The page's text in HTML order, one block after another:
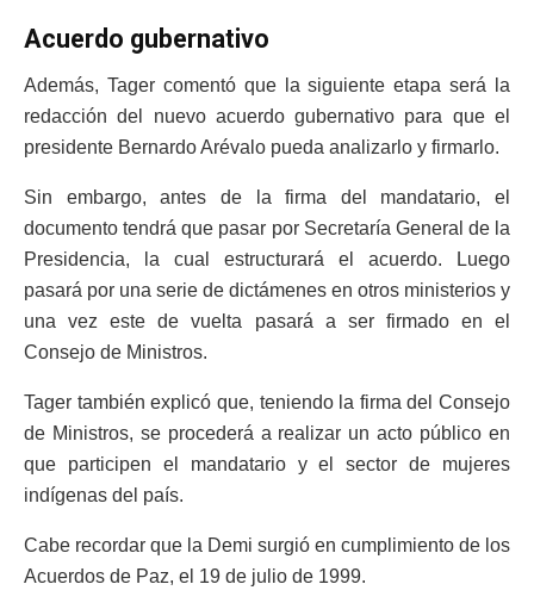
Acuerdo gubernativo
Además, Tager comentó que la siguiente etapa será la
redacción del nuevo acuerdo gubernativo para que el
presidente Bernardo Arévalo pueda analizarlo y firmarlo.
Sin embargo, antes de la firma del mandatario, el
documento tendrá que pasar por Secretaría General de la
Presidencia, la cual estructurará el acuerdo. Luego
pasará por una serie de dictámenes en otros ministerios y
una vez este de vuelta pasará a ser firmado en el
Consejo de Ministros.
Tager también explicó que, teniendo la firma del Consejo
de Ministros, se procederá a realizar un acto público en
que participen el mandatario y el sector de mujeres
indígenas del país.
Cabe recordar que la Demi surgió en cumplimiento de los
Acuerdos de Paz, el 19 de julio de 1999.